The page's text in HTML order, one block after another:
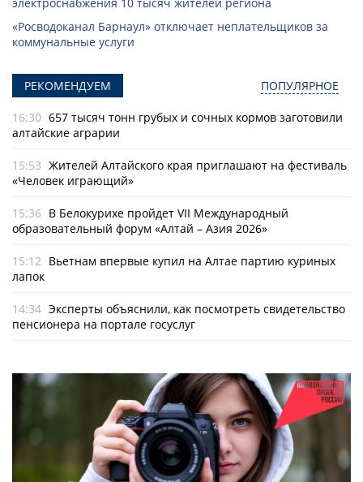
электроснабжения 10 тысяч жителей региона
«Росводоканал Барнаул» отключает неплательщиков за
коммунальные услуги
РЕКОМЕНДУЕМ ПОПУЛЯРНОЕ
16:30 657 тысяч тонн грубых и сочных кормов заготовили
алтайские аграрии
15:53 Жителей Алтайского края приглашают на фестиваль
«Человек играющий»
15:36 В Белокурихе пройдет VII Международный
образовательный форум «Алтай – Азия 2026»
15:12 Вьетнам впервые купил на Алтае партию куриных
лапок
14:34 Эксперты объяснили, как посмотреть свидетельство
пенсионера на портале госуслуг